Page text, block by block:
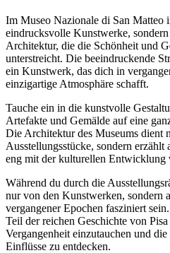
Im Museo Nazionale di San Matteo
eindrucksvolle Kunstwerke,
Architektur, die die Schönheit und
unterstreicht. Die beeindruckende
ein Kunstwerk, das dich in
einzigartige Atmosphäre schafft.
Tauche ein in die kunstvolle
Artefakte und Gemälde auf eine
Die Architektur des Museums dient
Ausstellungsstücke, sondern erzählt
eng mit der kulturellen Entwicklung
Während du durch die
nur von den Kunstwerken, sondern
vergangener Epochen fasziniert
Teil der reichen Geschichte von
Vergangenheit einzutauchen und
Einflüsse zu entdecken.